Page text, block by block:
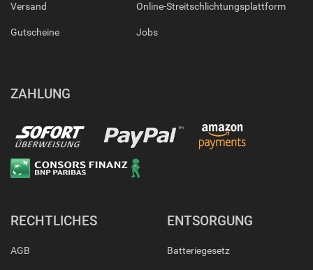
Versand
Gutscheine
Online-Streitschlichtungsplattform
Jobs
ZAHLUNG
RECHTLICHES
AGB
ENTSORGUNG
Batteriegesetz